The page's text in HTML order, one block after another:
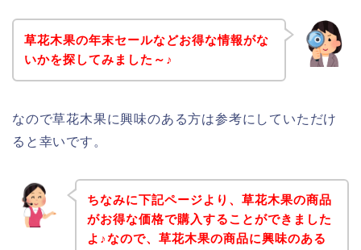
草花木果の年末セールなどお得な情報がな
いかを探してみました～♪
なので草花木果に興味のある方は参考にしていただけ
ると幸いです。
ちなみに下記ページより、草花木果の商品
がお得な価格で購入することができました
よ♪なので、草花木果の商品に興味のある